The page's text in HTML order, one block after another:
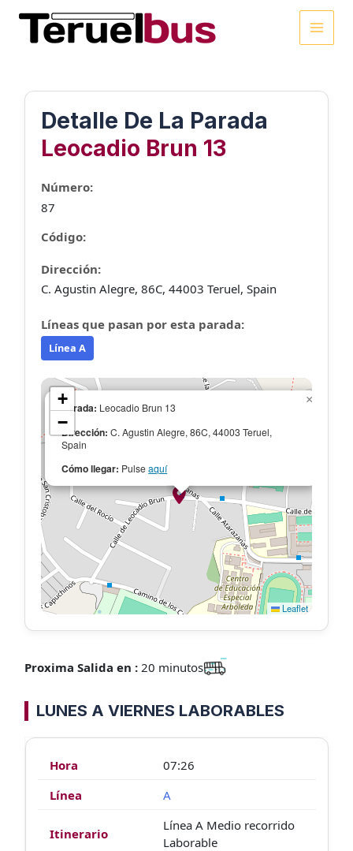
contenido
Detalle De La Parada
Leocadio Brun 13
Número:
87
Código:
Dirección:
C. Agustin Alegre, 86C, 44003 Teruel, Spain
Líneas que pasan por esta parada:
Línea A
Parada: Leocadio Brun 13
Dirección: C. Agustin Alegre, 86C, 44003 Teruel,
Spain
Cómo llegar: Pulseaquí
×
+
−
Leaflet
Proxima Salida en : 20 minutos
LUNES A VIERNES LABORABLES
07:26
A
Línea A Medio recorrido
Laborable